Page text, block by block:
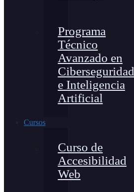
Programa
Técnico
Avanzado en
Ciberseguridad
e Inteligencia
Artificial
Cursos
Curso de
Accesibilidad
Web